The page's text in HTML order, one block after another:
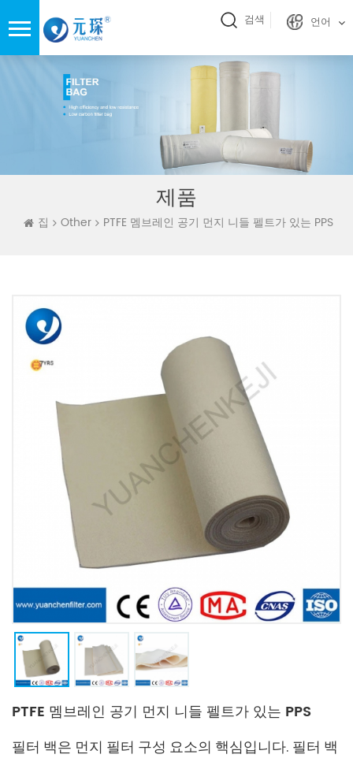
검색 언어
제품
집 Other PTFE 멤브레인 공기 먼지 니들 펠트가 있는 PPS
PTFE 멤브레인 공기 먼지 니들 펠트가 있는 PPS
필터 백은 먼지 필터 구성 요소의 핵심입니다. 필터 백